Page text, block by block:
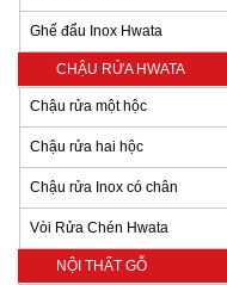
Ghế đẩu Inox Hwata
CHẬU RỬA HWATA
Chậu rửa một hộc
Chậu rửa hai hộc
Chậu rửa Inox có chân
Vòi Rửa Chén Hwata
NỘI THẤT GỖ